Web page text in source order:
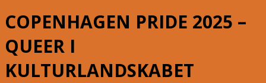
COPENHAGEN PRIDE 2025 –
QUEER I
KULTURLANDSKABET